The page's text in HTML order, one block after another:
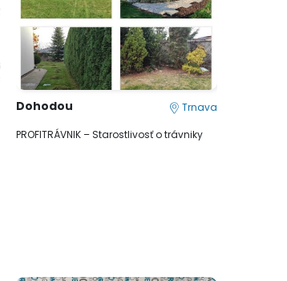
Dohodou Trnava
PROFITRÁVNIK – Starostlivosť o trávniky